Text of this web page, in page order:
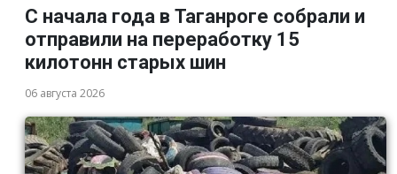
С начала года в Таганроге собрали и
отправили на переработку 15
килотонн старых шин
06 августа 2026